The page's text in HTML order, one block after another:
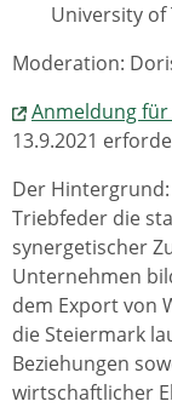
University of
Moderation:
Anmeldung für
13.9.2021
Der
Triebfeder die
synergetischer
Unternehmen
dem Export von
die Steiermark
Beziehungen
wirtschaftlicher